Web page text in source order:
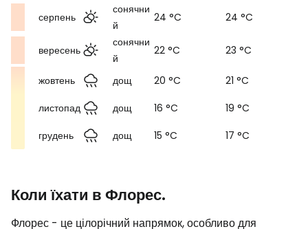
серпень
сонячни
й
24 °C 24 °C
вересень
сонячни
й
22 °C 23 °C
жовтень дощ 20 °C
21 °C
листопад
дощ 16 °C
19 °C
грудень
дощ 15 °C 17 °C
Коли їхати в Флорес.
Флорес - це цілорічний напрямок, особливо для